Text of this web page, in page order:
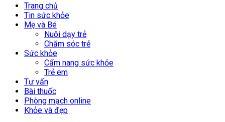
Trang chủ
Tin sức khỏe
Mẹ và Bé
Nuôi dạy trẻ
Chăm sóc trẻ
Sức khỏe
Cẩm nang sức khỏe
Trẻ em
Tư vấn
Bài thuốc
Phòng mạch online
Khỏe và đẹp